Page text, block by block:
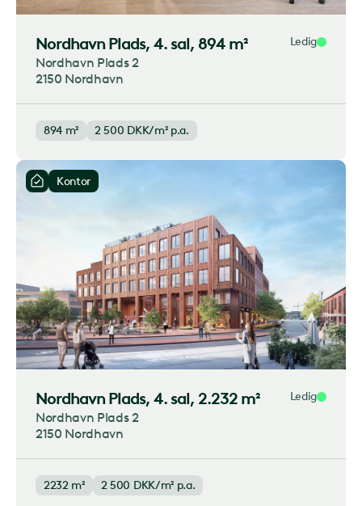
Nordhavn Plads, 4. sal, 894 m² Ledig
Nordhavn Plads 2
2150 Nordhavn
894 m² 2 500 DKK/m² p.a.
Kontor
Nordhavn Plads, 4. sal, 2.232 m² Ledig
Nordhavn Plads 2
2150 Nordhavn
2232 m² 2 500 DKK/m² p.a.